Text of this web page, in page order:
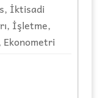
İktisadi
İşletme,